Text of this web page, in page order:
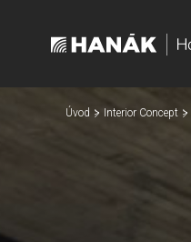
Úvod Interior Concept